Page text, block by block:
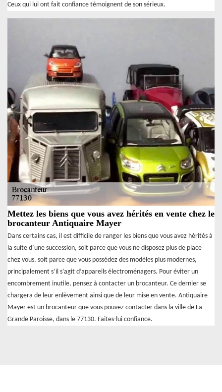
Ceux qui lui ont fait confiance témoignent de son sérieux.
Mettez les biens que vous avez hérités en vente chez le
brocanteur Antiquaire Mayer
Dans certains cas, il est difficile de ranger les biens que vous avez hérités à
la suite d’une succession, soit parce que vous ne disposez plus de place
chez vous, soit parce que vous possédez des modèles plus modernes,
principalement s’il s’agit d’appareils électroménagers. Pour éviter un
encombrement inutile, pensez à contacter un brocanteur. Ce dernier se
chargera de leur enlèvement ainsi que de leur mise en vente. Antiquaire
Mayer est un brocanteur que vous pouvez contacter dans la ville de La
Grande Paroisse, dans le 77130. Faites-lui confiance.